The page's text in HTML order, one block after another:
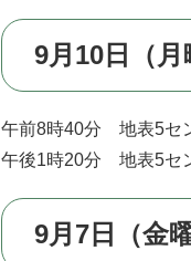
9月10日（月
午前8時40分 地表5セ
午後1時20分 地表5セ
9月7日（金曜